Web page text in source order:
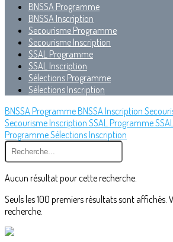
BNSSA Programme
BNSSA Inscription
Secourisme Programme
Secourisme Inscription
SSAL Programme
SSAL Inscription
Sélections Programme
Sélections Inscription
BNSSA ProgrammeBNSSA Inscription
Secourisme Inscription SSAL Programme
ProgrammeSélections Inscription
Aucun résultat pour cette recherche.
Seuls les 100 premiers résultats sont affichés.
recherche.